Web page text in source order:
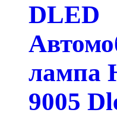
DLED
лампа
9005